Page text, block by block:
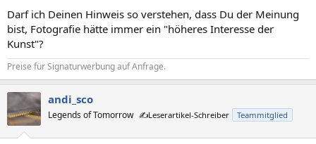
Darf ich Deinen Hinweis so verstehen, dass Du der Meinung
bist, Fotografie hätte immer ein "höheres Interesse der
Kunst"?
Preise für Signaturwerbung auf Anfrage.
andi_sco
Legends of Tomorrow ✍️Leserartikel-Schreiber Teammitglied